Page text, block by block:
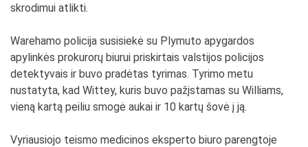
skrodimui atlikti.
Warehamo policija susisiekė su Plymuto apygardos
apylinkės prokurorų biurui priskirtais valstijos policijos
detektyvais ir buvo pradėtas tyrimas. Tyrimo metu
nustatyta, kad Wittey, kuris buvo pažįstamas su Williams,
vieną kartą peiliu smogė aukai ir 10 kartų šovė į ją.
Vyriausiojo teismo medicinos eksperto biuro parengtoje